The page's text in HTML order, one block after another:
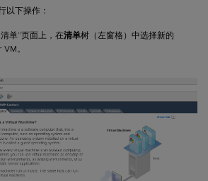
以下操作：
单”页面上，在清单树（左窗格）中选择新的
。